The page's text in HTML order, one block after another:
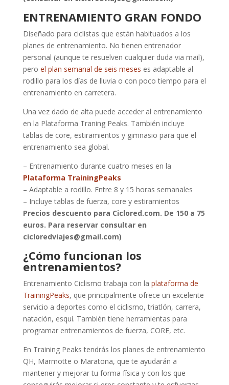
ENTRENAMIENTO GRAN FONDO
Diseñado para ciclistas que están habituados a los
planes de entrenamiento. No tienen entrenador
personal (aunque te resuelven cualquier duda via mail),
pero el plan semanal de seis meses es adaptable al
rodillo para los días de lluvia o con poco tiempo para el
entrenamiento en carretera.
Una vez dado de alta puede acceder al entrenamiento
en la Plataforma Traning Peaks. También incluye
tablas de core, estiramientos y gimnasio para que el
entrenamiento sea global.
– Entrenamiento durante cuatro meses en la
Plataforma TrainingPeaks
– Adaptable a rodillo. Entre 8 y 15 horas semanales
– Incluye tablas de fuerza, core y estiramientos
Precios descuento para Ciclored.com. De 150 a 75
euros. Para reservar consultar en
cicloredviajes@gmail.com)
¿Cómo funcionan los
entrenamientos?
Entrenamiento Ciclismo trabaja con la plataforma de
TrainingPeaks, que principalmente ofrece un excelente
servicio a deportes como el ciclismo, triatlón, carrera,
natación, esquí. También tiene herramientas para
programar entrenamientos de fuerza, CORE, etc.
​En Training Peaks tendrás los planes de entrenamiento
QH, Marmotte o Maratona, que te ayudarán a
mantener y mejorar tu forma física y con los que